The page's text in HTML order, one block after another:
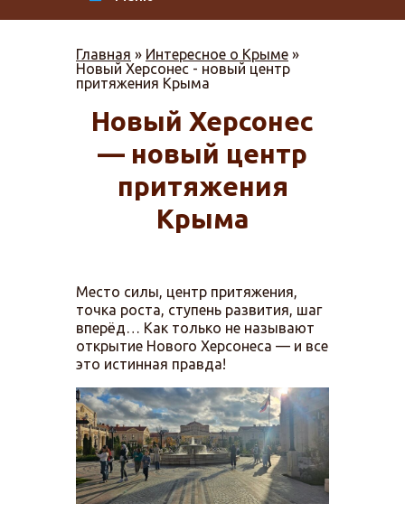
Главная » Интересное о Крыме »
Новый Херсонес - новый центр
притяжения Крыма
Новый Херсонес
— новый центр
притяжения
Крыма
Место силы, центр притяжения,
точка роста, ступень развития, шаг
вперёд… Как только не называют
открытие Нового Херсонеса — и все
это истинная правда!